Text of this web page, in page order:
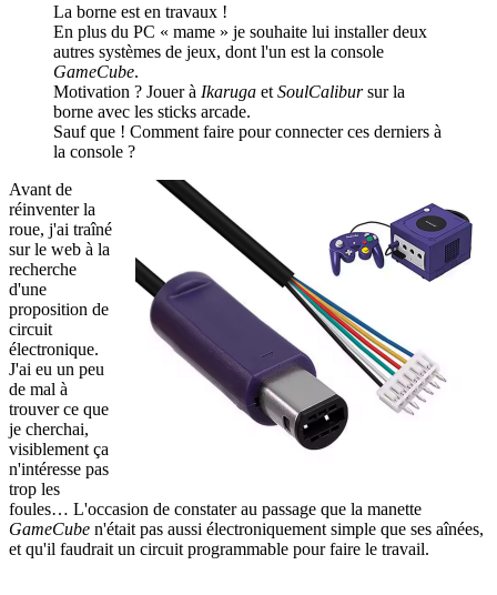
La borne est en travaux !
En plus du PC « mame » je souhaite lui installer deux
autres systèmes de jeux, dont l'un est la console
GameCube.
Motivation ? Jouer à Ikaruga et SoulCalibursur la
borne avec les sticks arcade.
Sauf que ! Comment faire pour connecter ces derniers à
la console ?
Avant de
réinventer la
roue, j'ai traîné
sur le web à la
recherche
d'une
proposition de
circuit
électronique.
J'ai eu un peu
de mal à
trouver ce que
je cherchai,
visiblement ça
n'intéresse pas
trop les
foules… L'occasion de constater au passage que la manette
GameCube n'était pas aussi électroniquement simple que ses aînées,
et qu'il faudrait un circuit programmable pour faire le travail.